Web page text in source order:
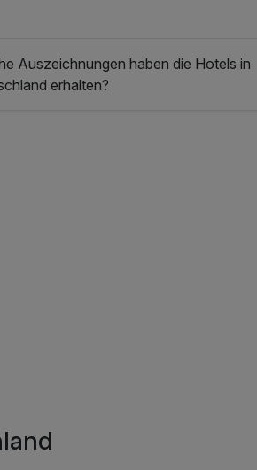
Auszeichnungen haben die Hotels in
erhalten?